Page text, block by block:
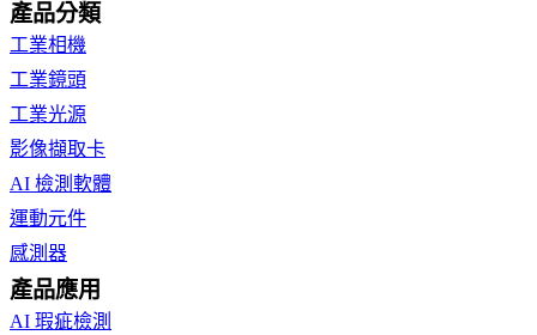
產品分類
工業相機
工業鏡頭
工業光源
影像擷取卡
AI 檢測軟體
運動元件
感測器
產品應用
AI 瑕疵檢測